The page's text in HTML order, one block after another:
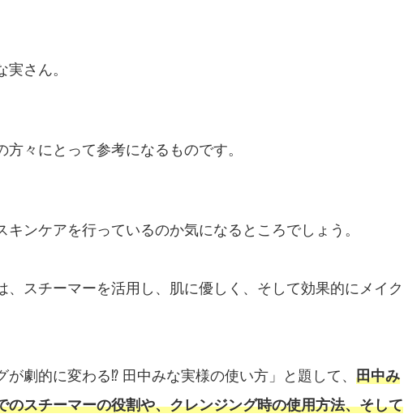
さん。
々にとって参考になるものです。
ンケアを行っているのか気になるところでしょう。
、スチーマーを活用し、肌に優しく、そして効果的にメイク
劇的に変わる⁉ 田中みな実様の使い方」と題して、 田中み
のスチーマーの役割や、クレンジング時の使用方法、そして